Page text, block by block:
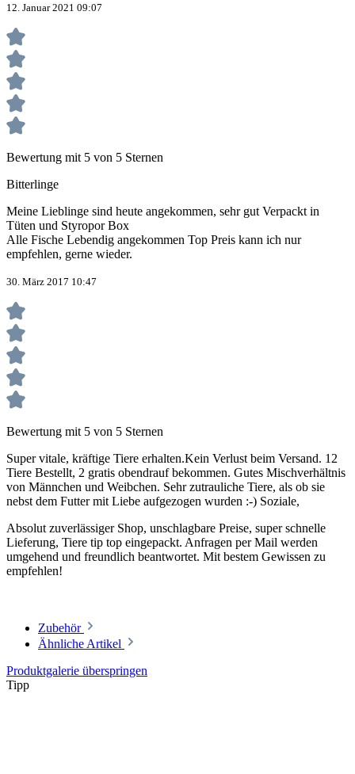
12. Januar 2021 09:07
Bewertung mit 5 von 5 Sternen
Bitterlinge
Meine Lieblinge sind heute angekommen, sehr gut Verpackt in
Tüten und Styropor Box
Alle Fische Lebendig angekommen Top Preis kann ich nur
empfehlen, gerne wieder.
30. März 2017 10:47
Bewertung mit 5 von 5 Sternen
Super vitale, kräftige Tiere erhalten.Kein Verlust beim Versand. 12
Tiere Bestellt, 2 gratis obendrauf bekommen. Gutes Mischverhältnis
von Männchen und Weibchen. Sehr zutrauliche Tiere, als ob sie
nebst dem Futter mit Liebe aufgezogen wurden :-) Soziale,
Absolut zuverlässiger Shop, unschlagbare Preise, super schnelle
Lieferung, Tiere tip top eingepackt. Anfragen per Mail werden
umgehend und freundlich beantwortet. Mit bestem Gewissen zu
empfehlen!
Zubehör
Ähnliche Artikel
Produktgalerie überspringen
Tipp